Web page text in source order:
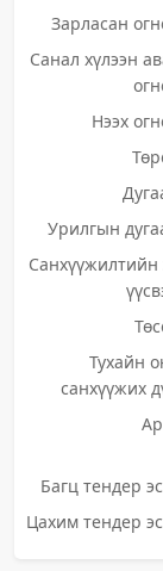
Зарласан
Санал хүлээн
Нээх
Урилгын
Санхүүжилтийн
Тухайн
санхүүжих
Багц тендер
Цахим тендер